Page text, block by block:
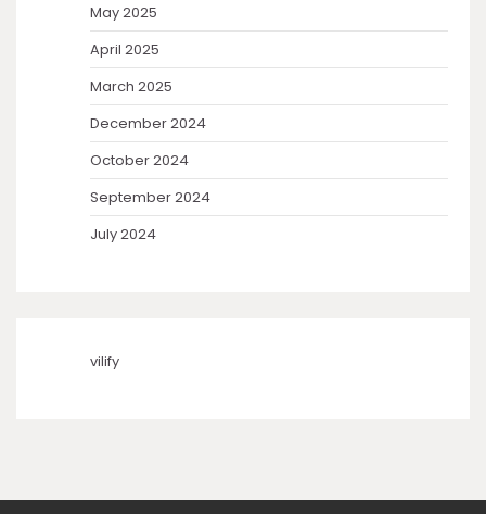
May 2025
April 2025
March 2025
December 2024
October 2024
September 2024
July 2024
vilify